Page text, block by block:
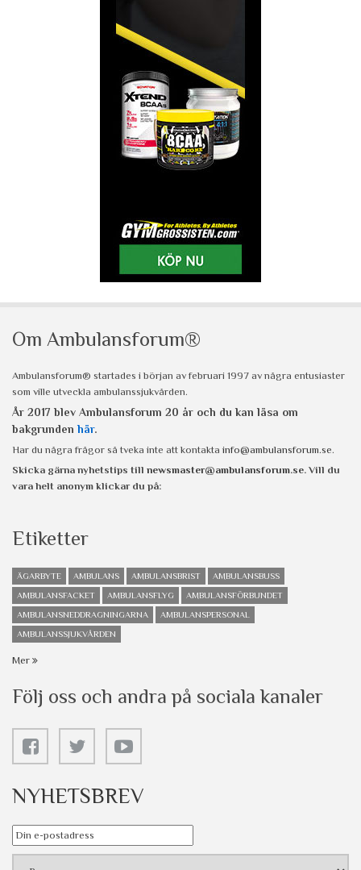
Om Ambulansforum®
Ambulansforum® startades i början av februari 1997 av några entusiaster
som ville utveckla ambulanssjukvården.
År 2017 blev Ambulansforum 20 år och du kan läsa om
bakgrunden här.
Har du några frågor så tveka inte att kontakta info@ambulansforum.se.
Skicka gärna nyhetstips till newsmaster@ambulansforum.se. Vill du
vara helt anonym klickar du på:
Etiketter
ÄGARBYTE AMBULANS AMBULANSBRIST
AMBULANSBUSS
AMBULANSFACKET
AMBULANSFLYG
AMBULANSFÖRBUNDET
AMBULANSNEDDRAGNINGARNA
AMBULANSPERSONAL
AMBULANSSJUKVÅRDEN
Mer
Följ oss och andra på sociala kanaler
NYHETSBREV